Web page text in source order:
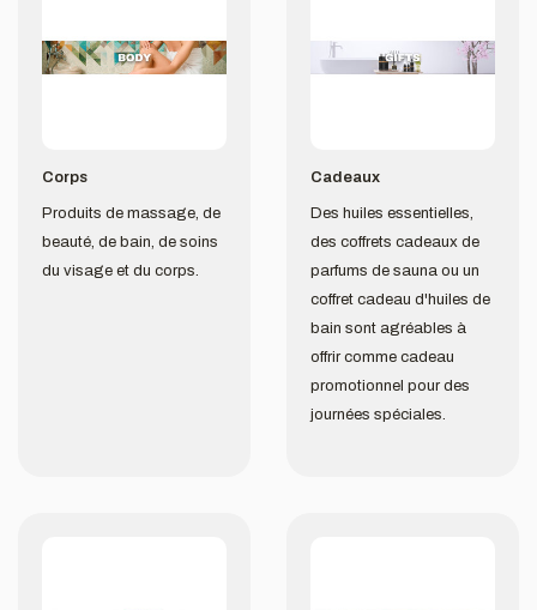
Corps
Produits de massage, de
beauté, de bain, de soins
du visage et du corps.
Cadeaux
Des huiles essentielles,
des coffrets cadeaux de
parfums de sauna ou un
coffret cadeau d'huiles de
bain sont agréables à
offrir comme cadeau
promotionnel pour des
journées spéciales.